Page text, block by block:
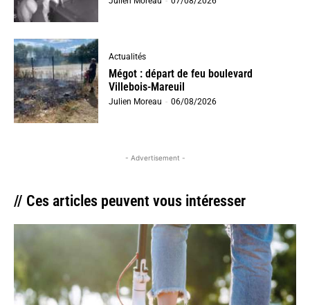
Actualités
Mégot : départ de feu boulevard
Villebois-Mareuil
Julien Moreau - 06/08/2026
- Advertisement -
// Ces articles peuvent vous intéresser